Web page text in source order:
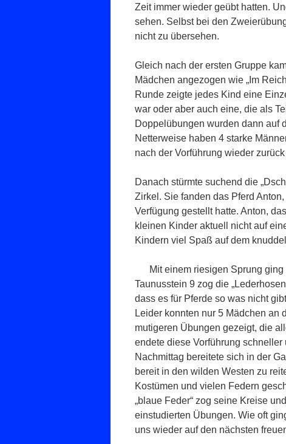
Zeit immer wieder geübt hatten.
sehen. Selbst bei den
nicht zu übersehen.
Gleich nach der ersten Gruppe
Mädchen angezogen wie „Im
Runde zeigte jedes Kind eine
war oder aber auch eine, die als
Doppelübungen wurden dann auf
Netterweise haben 4 starke
nach der Vorführung wieder
Danach stürmte suchend die
Zirkel. Sie fanden das Pferd
Verfügung gestellt hatte. Anton,
kleinen Kinder aktuell nicht auf
Kindern viel Spaß auf dem
Mit einem riesigen Sprung
Taunusstein 9 zog die
dass es für Pferde so was nicht
Leider konnten nur 5 Mädchen an
mutigeren Übungen gezeigt, die
endete diese Vorführung
Nachmittag bereitete sich in der
bereit in den wilden Westen zu
Kostümen und vielen Federn
„blaue Feder“ zog seine Kreise
einstudierten Übungen. Wie oft
uns wieder auf den nächsten